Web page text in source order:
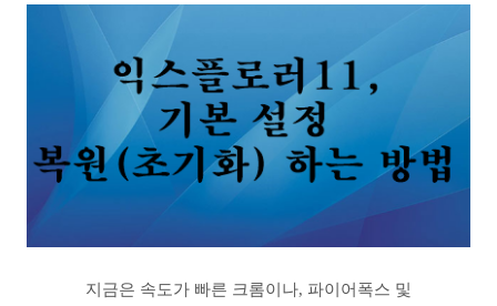
지금은 속도가 빠른 크롬이나, 파이어폭스 및